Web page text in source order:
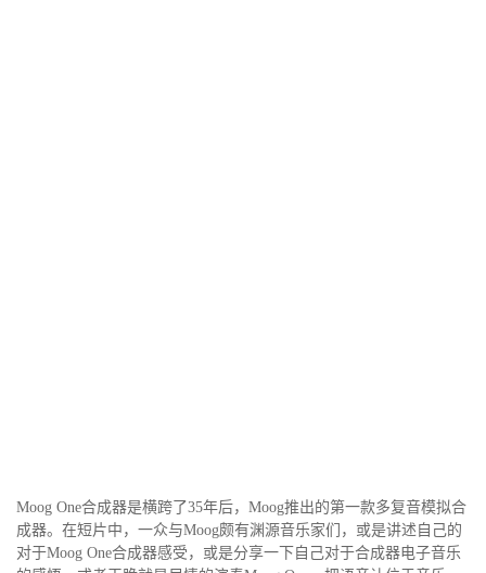
Moog One合成器是横跨了35年后，Moog推出的第一款多复音模拟合
成器。在短片中，一众与Moog颇有渊源音乐家们，或是讲述自己的
对于Moog One合成器感受，或是分享一下自己对于合成器电子音乐